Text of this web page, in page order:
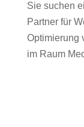
Sie suchen
Partner für
Optimierung
im Raum